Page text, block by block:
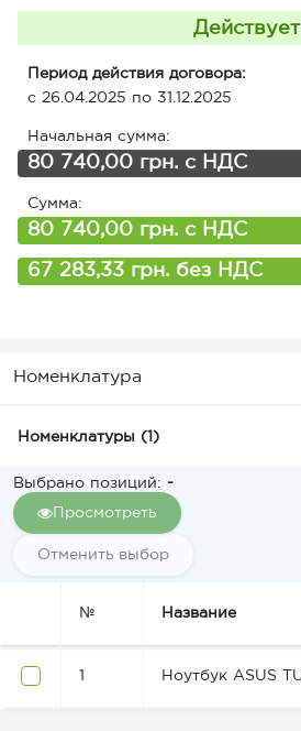
Действует
Период действия договора:
c 26.04.2025 по 31.12.2025
Начальная сумма:
80 740,00 грн. с НДС
Сумма:
80 740,00 грн. с НДС
67 283,33 грн. без НДС
Номенклатура
Номенклатуры (1)
Выбрано позиций: -
Просмотреть
Отменить выбор
№ Название
1